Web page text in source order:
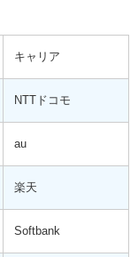
キャリア
NTTドコモ
au
楽天
Softbank